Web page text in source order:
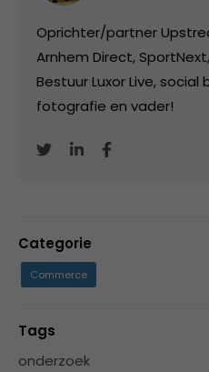
Oprichter/partner
Arnhem Direct,
Bestuur Luxor Live, social
fotografie en vader!
Categorie
Commerce
Tags
onderzoek